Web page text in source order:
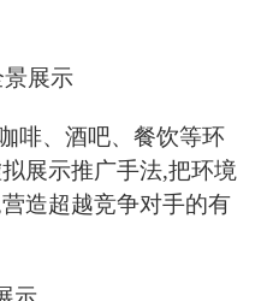
景展示
啡、酒吧、餐饮等环
展示推广手法,把环境
造超越竞争对手的有